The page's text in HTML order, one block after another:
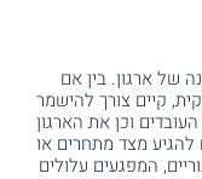
של ארגון. בין אם
קיים צורך להישמר
וכן את הארגון
להגיע מצד מתחרים או
המפגעים עלולים